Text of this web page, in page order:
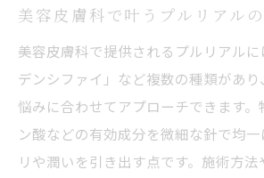
美容皮膚科で叶うプルリアル
美容皮膚科で提供されるプルリアル
デンシファイ」など複数の種類があ
悩みに合わせてアプローチできます。
ン酸などの有効成分を微細な針で均
リや潤いを引き出す点です。施術方